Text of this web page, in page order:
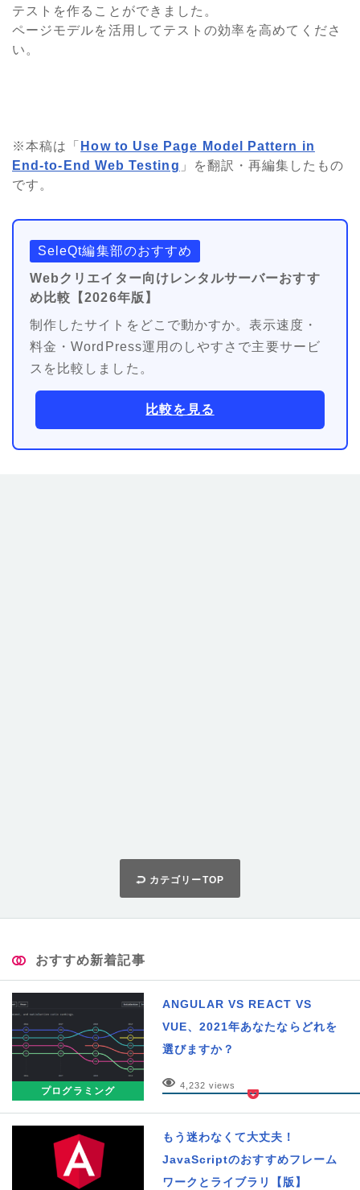
テストを作ることができました。
ページモデルを活用してテストの効率を高めてくださ
い。
※本稿は「 How to Use Page Model Pattern in
End-to-End Web Testing 」を翻訳・再編集したもの
です。
SeleQt編集部のおすすめ
Webクリエイター向けレンタルサーバーおすす
め比較【2026年版】
制作したサイトをどこで動かすか。表示速度・
料金・WordPress運用のしやすさで主要サービ
スを比較しました。
比較を見る
カテゴリーTOP
おすすめ新着記事
プログラミング
ANGULAR VS REACT VS
VUE、2021年あなたならどれを
選びますか？
4,232 views
もう迷わなくて大丈夫！
JavaScriptのおすすめフレーム
ワークとライブラリ【版】